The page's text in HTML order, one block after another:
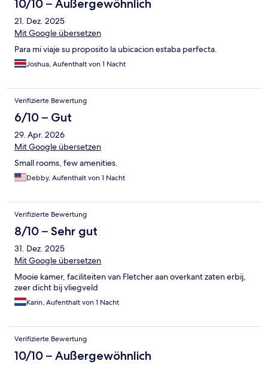
10/10 – Außergewöhnlich
21. Dez. 2025
Mit Google übersetzen
Para mi viaje su proposito la ubicacion estaba perfecta.
Joshua, Aufenthalt von 1 Nacht
Verifizierte Bewertung
6/10 – Gut
29. Apr. 2026
Mit Google übersetzen
Small rooms, few amenities.
Debby, Aufenthalt von 1 Nacht
Verifizierte Bewertung
8/10 – Sehr gut
31. Dez. 2025
Mit Google übersetzen
Mooie kamer, faciliteiten van Fletcher aan overkant zaten erbij,
zeer dicht bij vliegveld
Karin, Aufenthalt von 1 Nacht
Verifizierte Bewertung
10/10 – Außergewöhnlich